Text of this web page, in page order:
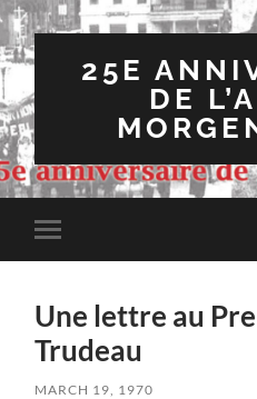
25E
DE
Toggle
mobile
Une lettre au
Trudeau
MARCH 19, 1970